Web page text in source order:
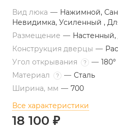
Вид люка — Нажимной,
Невидимка, Усиленный ,
Размещение — Настенный,
Конструкция дверцы —
Угол открывания
? — 180°
Материал
? — Сталь
Ширина, мм — 700
Все характеристики
18 100 ₽